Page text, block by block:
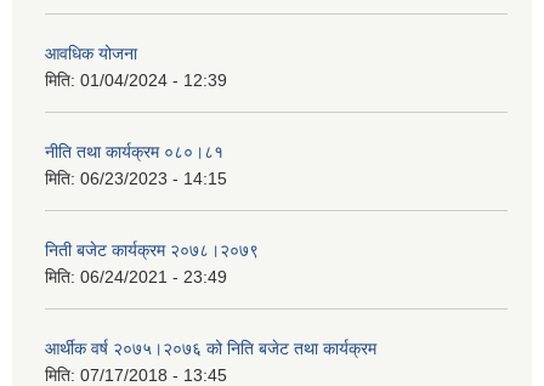
आवधिक योजना
मिति: 01/04/2024 - 12:39
नीति तथा कार्यक्रम ०८०।८१
मिति: 06/23/2023 - 14:15
निती बजेट कार्यक्रम २०७८।२०७९
मिति: 06/24/2021 - 23:49
आर्थीक वर्ष २०७५।२०७६ को निति बजेट तथा कार्यक्रम
मिति: 07/17/2018 - 13:45